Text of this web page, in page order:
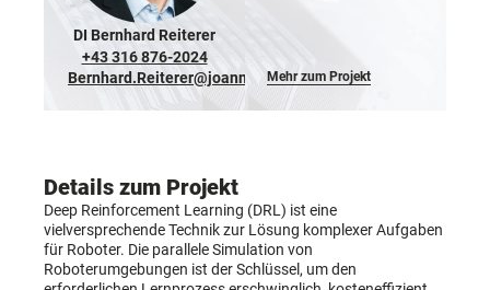
DI Bernhard Reiterer
+43 316 876-2024
Bernhard.Reiterer@joanneum.atMehr zum Projekt
Details zum Projekt
Deep Reinforcement Learning (DRL) ist eine
vielversprechende Technik zur Lösung komplexer Aufgaben
für Roboter. Die parallele Simulation von
Roboterumgebungen ist der Schlüssel, um den